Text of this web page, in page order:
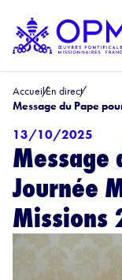
AccueilEn direct
Message du Pape
13/10/2025
Message
Journée
Missions